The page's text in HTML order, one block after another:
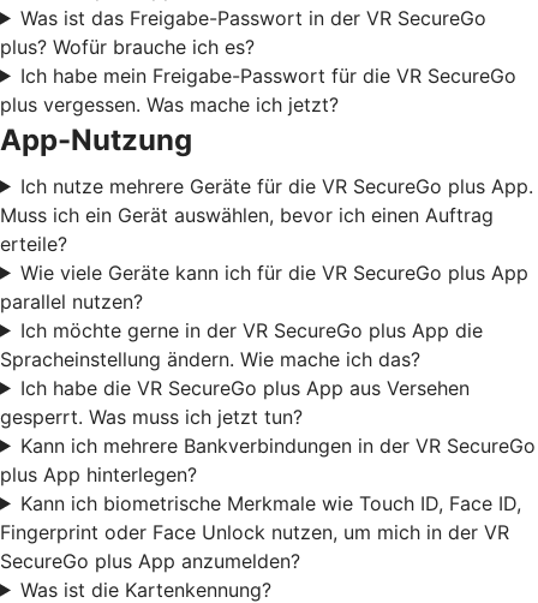
Was ist das Freigabe-Passwort in der VR SecureGo
plus? Wofür brauche ich es?
Ich habe mein Freigabe-Passwort für die VR SecureGo
plus vergessen. Was mache ich jetzt?
App-Nutzung
Ich nutze mehrere Geräte für die VR SecureGo plus App.
Muss ich ein Gerät auswählen, bevor ich einen Auftrag
erteile?
Wie viele Geräte kann ich für die VR SecureGo plus App
parallel nutzen?
Ich möchte gerne in der VR SecureGo plus App die
Spracheinstellung ändern. Wie mache ich das?
Ich habe die VR SecureGo plus App aus Versehen
gesperrt. Was muss ich jetzt tun?
Kann ich mehrere Bankverbindungen in der VR SecureGo
plus App hinterlegen?
Kann ich biometrische Merkmale wie Touch ID, Face ID,
Fingerprint oder Face Unlock nutzen, um mich in der VR
SecureGo plus App anzumelden?
Was ist die Kartenkennung?